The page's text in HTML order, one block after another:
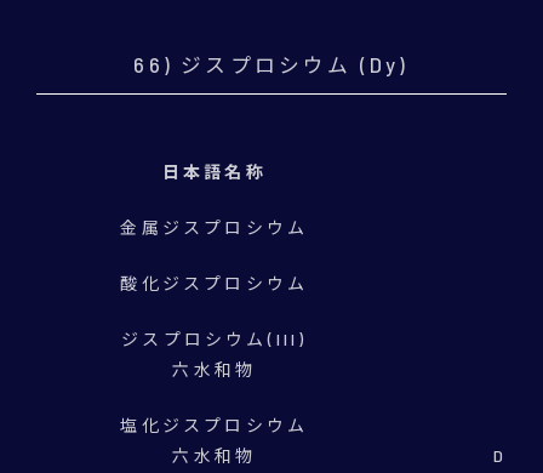
66) ジスプロシウム (Dy)
日本語名称
金属ジスプロシウム
酸化ジスプロシウム
ジスプロシウム(III)
六水和物
塩化ジスプロシウム
六水和物